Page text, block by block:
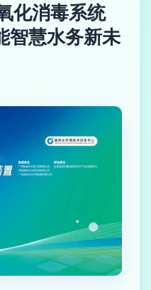
化消毒系统
慧水务新未